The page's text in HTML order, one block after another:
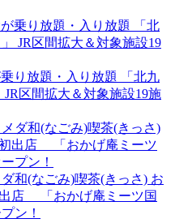
り放題・入り放題 「北九
区間拡大＆対象施設19施
和(なごみ)喫茶(きっさ) お
店 「おかげ庵ミーツ国
ン！